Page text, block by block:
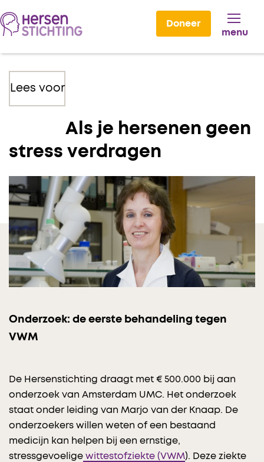
Doneer
menu
Lees voor
Als je hersenen geen
stress verdragen
Onderzoek: de eerste behandeling tegen
VWM
De Hersenstichting draagt met € 500.000 bij aan
onderzoek van Amsterdam UMC. Het onderzoek
staat onder leiding van Marjo van der Knaap. De
onderzoekers willen weten of een bestaand
medicijn kan helpen bij een ernstige,
stressgevoelige wittestofziekte (VWM). Deze ziekte